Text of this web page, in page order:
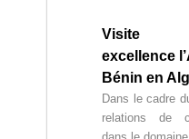
l
q
u
A
excellence
Bénin en
Dans le cadre
relations de